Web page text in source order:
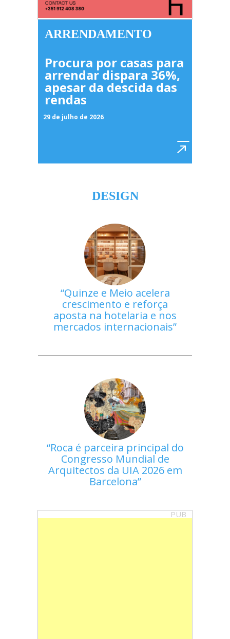
ARRENDAMENTO
Procura por casas para
arrendar dispara 36%,
apesar da descida das
rendas
29 de julho de 2026
DESIGN
Quinze e Meio acelera
crescimento e reforça
aposta na hotelaria e nos
mercados internacionais
Roca é parceira principal do
Congresso Mundial de
Arquitectos da UIA 2026 em
Barcelona
PUB